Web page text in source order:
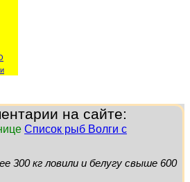
на сайте:
Список рыб Волги с
300 кг ловили и белугу свыше 600